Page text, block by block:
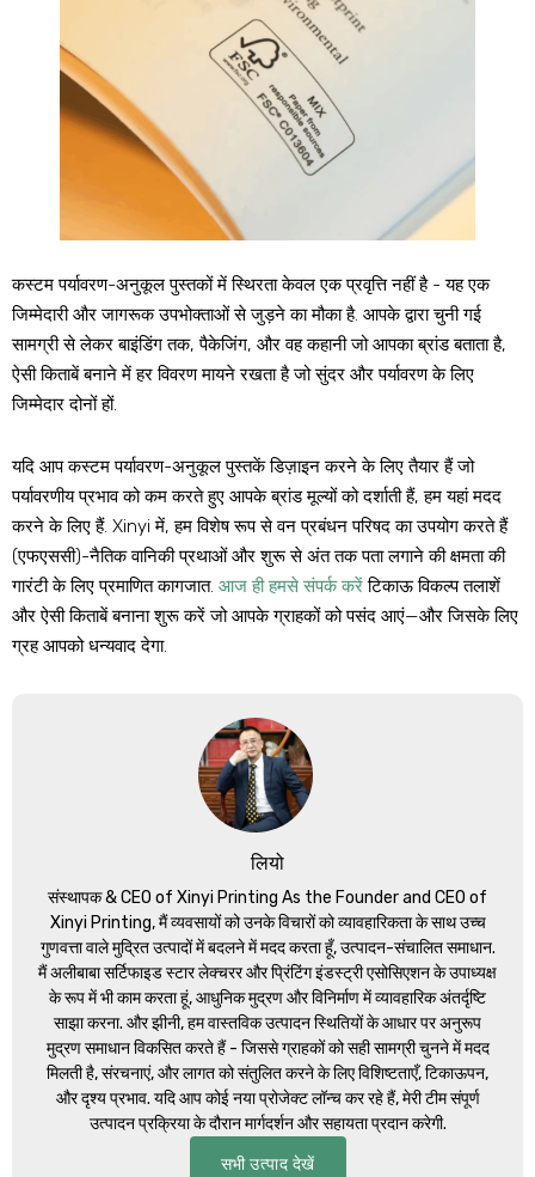
कस्टम पर्यावरण-अनुकूल पुस्तकों में स्थिरता केवल एक प्रवृत्ति नहीं है - यह एक
जिम्मेदारी और जागरूक उपभोक्ताओं से जुड़ने का मौका है. आपके द्वारा चुनी गई
सामग्री से लेकर बाइंडिंग तक, पैकेजिंग, और वह कहानी जो आपका ब्रांड बताता है,
ऐसी किताबें बनाने में हर विवरण मायने रखता है जो सुंदर और पर्यावरण के लिए
जिम्मेदार दोनों हों.
यदि आप कस्टम पर्यावरण-अनुकूल पुस्तकें डिज़ाइन करने के लिए तैयार हैं जो
पर्यावरणीय प्रभाव को कम करते हुए आपके ब्रांड मूल्यों को दर्शाती हैं, हम यहां मदद
करने के लिए हैं. Xinyi में, हम विशेष रूप से वन प्रबंधन परिषद का उपयोग करते हैं
(एफएससी)-नैतिक वानिकी प्रथाओं और शुरू से अंत तक पता लगाने की क्षमता की
गारंटी के लिए प्रमाणित कागजात. आज ही हमसे संपर्क करेंटिकाऊ विकल्प तलाशें
और ऐसी किताबें बनाना शुरू करें जो आपके ग्राहकों को पसंद आएं—और जिसके लिए
ग्रह आपको धन्यवाद देगा.
लियो
संस्थापक &CEO of Xinyi Printing As the Founder and CEO of
Xinyi Printing, मैं व्यवसायों को उनके विचारों को व्यावहारिकता के साथ उच्च
गुणवत्ता वाले मुद्रित उत्पादों में बदलने में मदद करता हूँ, उत्पादन-संचालित समाधान.
मैं अलीबाबा सर्टिफाइड स्टार लेक्चरर और प्रिंटिंग इंडस्ट्री एसोसिएशन के उपाध्यक्ष
के रूप में भी काम करता हूं, आधुनिक मुद्रण और विनिर्माण में व्यावहारिक अंतर्दृष्टि
साझा करना. और झीनी, हम वास्तविक उत्पादन स्थितियों के आधार पर अनुरूप
मुद्रण समाधान विकसित करते हैं - जिससे ग्राहकों को सही सामग्री चुनने में मदद
मिलती है, संरचनाएं, और लागत को संतुलित करने के लिए विशिष्टताएँ, टिकाऊपन,
और दृश्य प्रभाव. यदि आप कोई नया प्रोजेक्ट लॉन्च कर रहे हैं, मेरी टीम संपूर्ण
उत्पादन प्रक्रिया के दौरान मार्गदर्शन और सहायता प्रदान करेगी.
सभी उत्पाद देखें